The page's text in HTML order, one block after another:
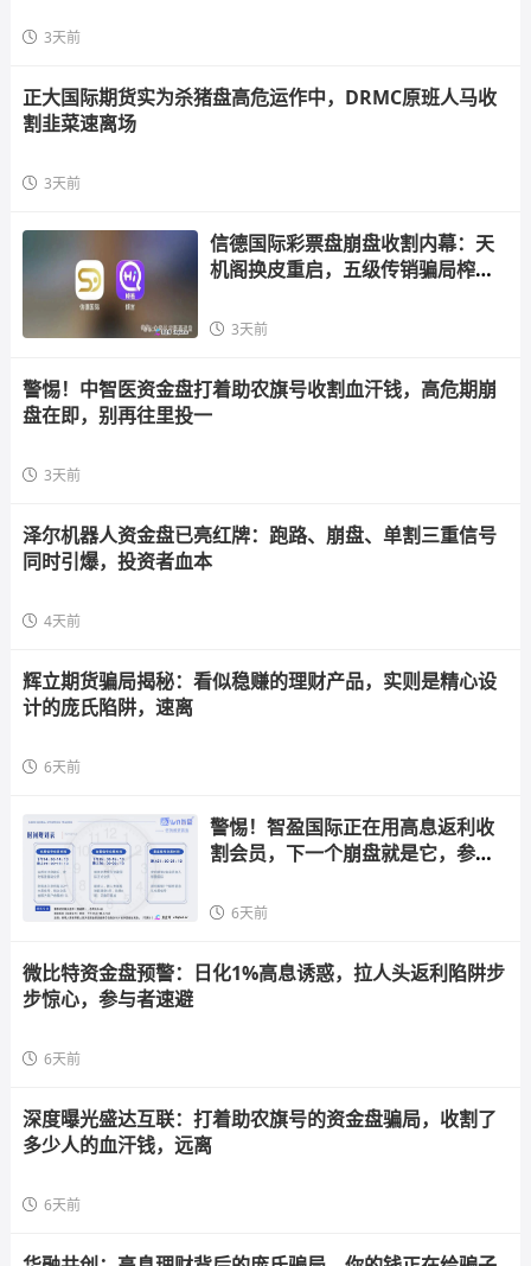
3天前
正大国际期货实为杀猪盘高危运作中，DRMC原班人马收
割韭菜速离场
3天前
信德国际彩票盘崩盘收割内幕：天
机阁换皮重启，五级传销骗局榨干
3天前
警惕！中智医资金盘打着助农旗号收割血汗钱，高危期崩
盘在即，别再往里投一
3天前
泽尔机器人资金盘已亮红牌：跑路、崩盘、单割三重信号
同时引爆，投资者血本
4天前
辉立期货骗局揭秘：看似稳赚的理财产品，实则是精心设
计的庞氏陷阱，速离
6天前
警惕！智盈国际正在用高息返利收
割会员，下一个崩盘就是它，参与
6天前
微比特资金盘预警：日化1%高息诱惑，拉人头返利陷阱步
步惊心，参与者速避
6天前
深度曝光盛达互联：打着助农旗号的资金盘骗局，收割了
多少人的血汗钱，远离
6天前